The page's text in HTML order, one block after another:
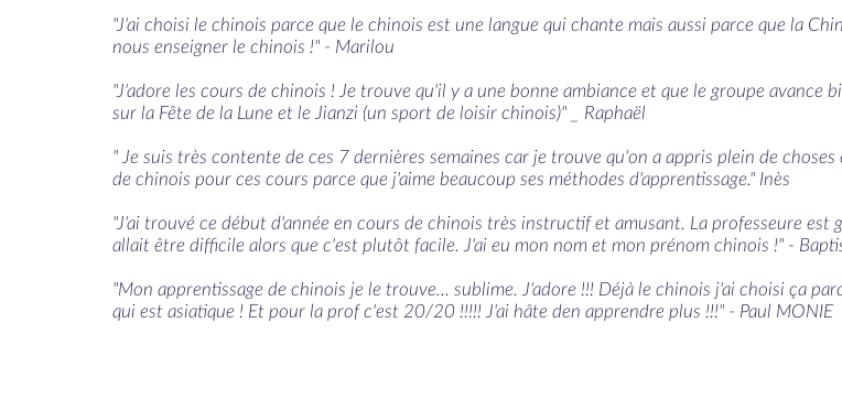
"J'ai choisi le chinois parce que le chinois est une langue qui chante mais aussi parce que la
nous enseigner le chinois !" - Marilou
"J'adore les cours de chinois ! Je trouve qu'il y a une bonne ambiance et que le groupe avance
sur la Fête de la Lune et le Jianzi (un sport de loisir chinois)" _ Raphaël
" Je suis très contente de ces 7 dernières semaines car je trouve qu'on a appris plein de
de chinois pour ces cours parce que j'aime beaucoup ses méthodes d'apprentissage." Inès
"J'ai trouvé ce début d'année en cours de chinois très instructif et amusant. La professeure est
allait être difficile alors que c'est plutôt facile. J'ai eu mon nom et mon prénom chinois !" -
"Mon apprentissage de chinois je le trouve... sublime. J'adore !!! Déjà le chinois j'ai choisi ça
qui est asiatique ! Et pour la prof c'est 20/20 !!!!! J'ai hâte den apprendre plus !!!" - Paul MONIE